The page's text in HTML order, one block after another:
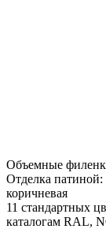
Объемные
Отделка патиной:
коричневая
11 стандартных
каталогам RAL,